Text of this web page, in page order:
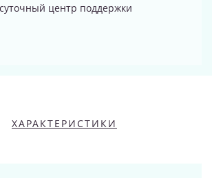
центр поддержки
ХАРАКТЕРИСТИКИ